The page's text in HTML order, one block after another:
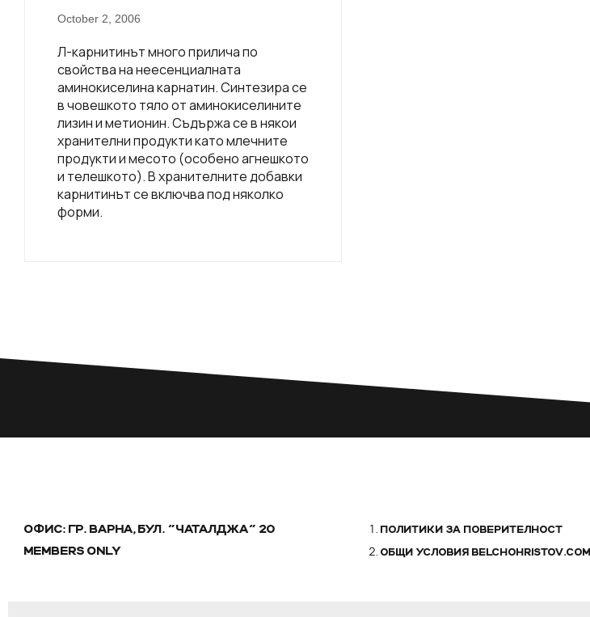
October 2, 2006
Л-карнитинът много прилича по
свойства на неесенциалната
аминокиселина карнатин. Синтезира се
в човешкото тяло от аминокиселините
лизин и метионин. Съдържа се в някои
хранителни продукти като млечните
продукти и месото (особено агнешкото
и телешкото). В хранителните добавки
карнитинът се включва под няколко
форми.
ОФИС: ГР. ВАРНА, БУЛ. "ЧАТАЛДЖА" 20
MEMBERS ONLY
ПОЛИТИКИ ЗА ПОВЕРИТЕЛНОСТ
ОБЩИ УСЛОВИЯ BELCHOHRISTOV.COM